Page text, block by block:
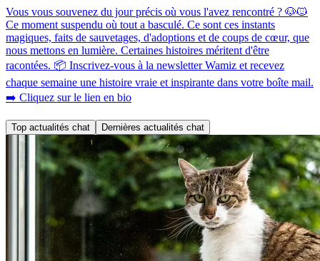
Vous vous souvenez du jour précis où vous l'avez rencontré ? 🐶🐱
Ce moment suspendu où tout a basculé. Ce sont ces instants
magiques, faits de sauvetages, d'adoptions et de coups de cœur, que
nous mettons en lumière. Certaines histoires méritent d'être
racontées. 📦 Inscrivez-vous à la newsletter Wamiz et recevez
chaque semaine une histoire vraie et inspirante dans votre boîte mail.
➡️ Cliquez sur le lien en bio
Top actualités chat Dernières actualités chat